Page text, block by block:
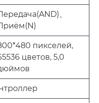
、
пикселей,
цветов, 5,0